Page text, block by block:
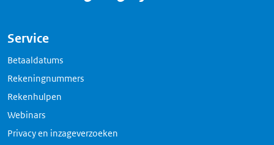
Service
Betaaldatums
Rekeningnummers
Rekenhulpen
Webinars
Privacy en inzageverzoeken